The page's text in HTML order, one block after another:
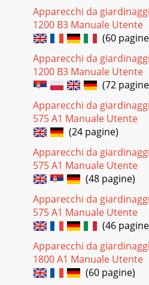
Apparecchi da
1200 B3 Manuale Utente
(60
Apparecchi da
1200 B3 Manuale Utente
(72
Apparecchi da
575 A1 Manuale Utente
(24 pagine)
Apparecchi da
575 A1 Manuale Utente
(48 pagine)
Apparecchi da
575 A1 Manuale Utente
(46
Apparecchi da
1800 A1 Manuale Utente
(60 pagine)